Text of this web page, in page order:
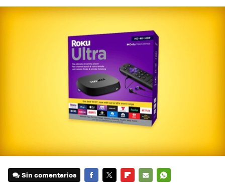
Sin comentarios